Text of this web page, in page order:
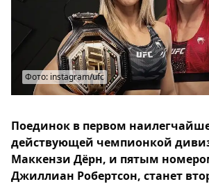
Фото: instagram/ufc
Поединок в первом
действующей чемпионкой
Маккензи Дёрн, и пятым
Джиллиан Робертсон, станет